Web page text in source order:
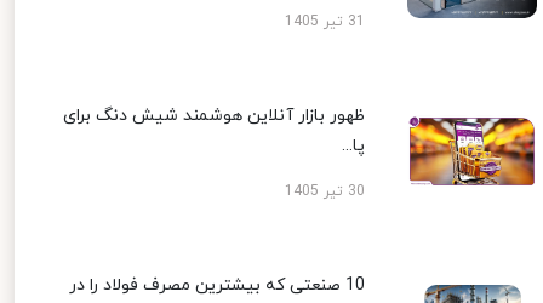
ظهور بازار آنلاین هوشمند شیش دنگ برای
پا...
30 تیر 1405
10 صنعتی که بیشترین مصرف فولاد را در